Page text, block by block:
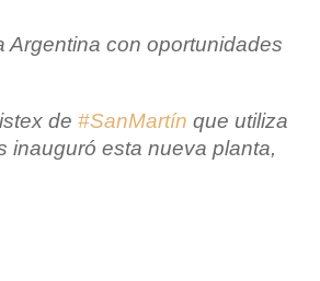
Argentina con oportunidades
de #SanMartín que utiliza
inauguró esta nueva planta,